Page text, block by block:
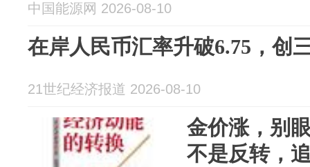
中国能源网 2026-08-10
在岸人民币汇率升破6.75，创
21世纪经济报道 2026-08-10
金价涨，别
不是反转，